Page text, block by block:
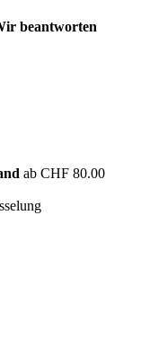
beantworten
ab CHF 80.00